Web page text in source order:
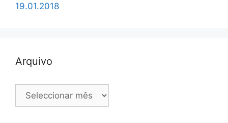
19.01.2018
Arquivo
Arquivo